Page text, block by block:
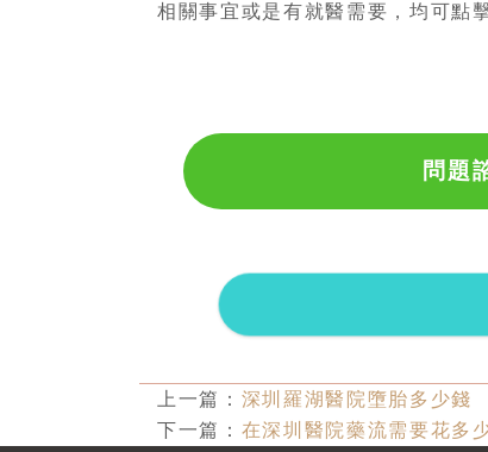
相關事宜或是有就醫需要，均可點
問題
上一篇： 深圳羅湖醫院墮胎多少錢
下一篇： 在深圳醫院藥流需要花多